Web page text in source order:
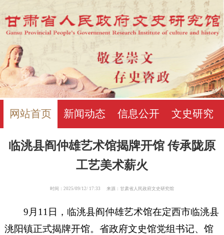
网站首页 新闻动态 信息公开 文史研究
临洮县阎仲雄艺术馆揭牌开馆 传承陇原
工艺美术薪火
时间：2025/09/12/ 17:33 来源：甘肃省人民政府文史研究馆
9月11日，临洮县阎仲雄艺术馆在定西市临洮县
洮阳镇正式揭牌开馆。省政府文史馆党组书记、馆